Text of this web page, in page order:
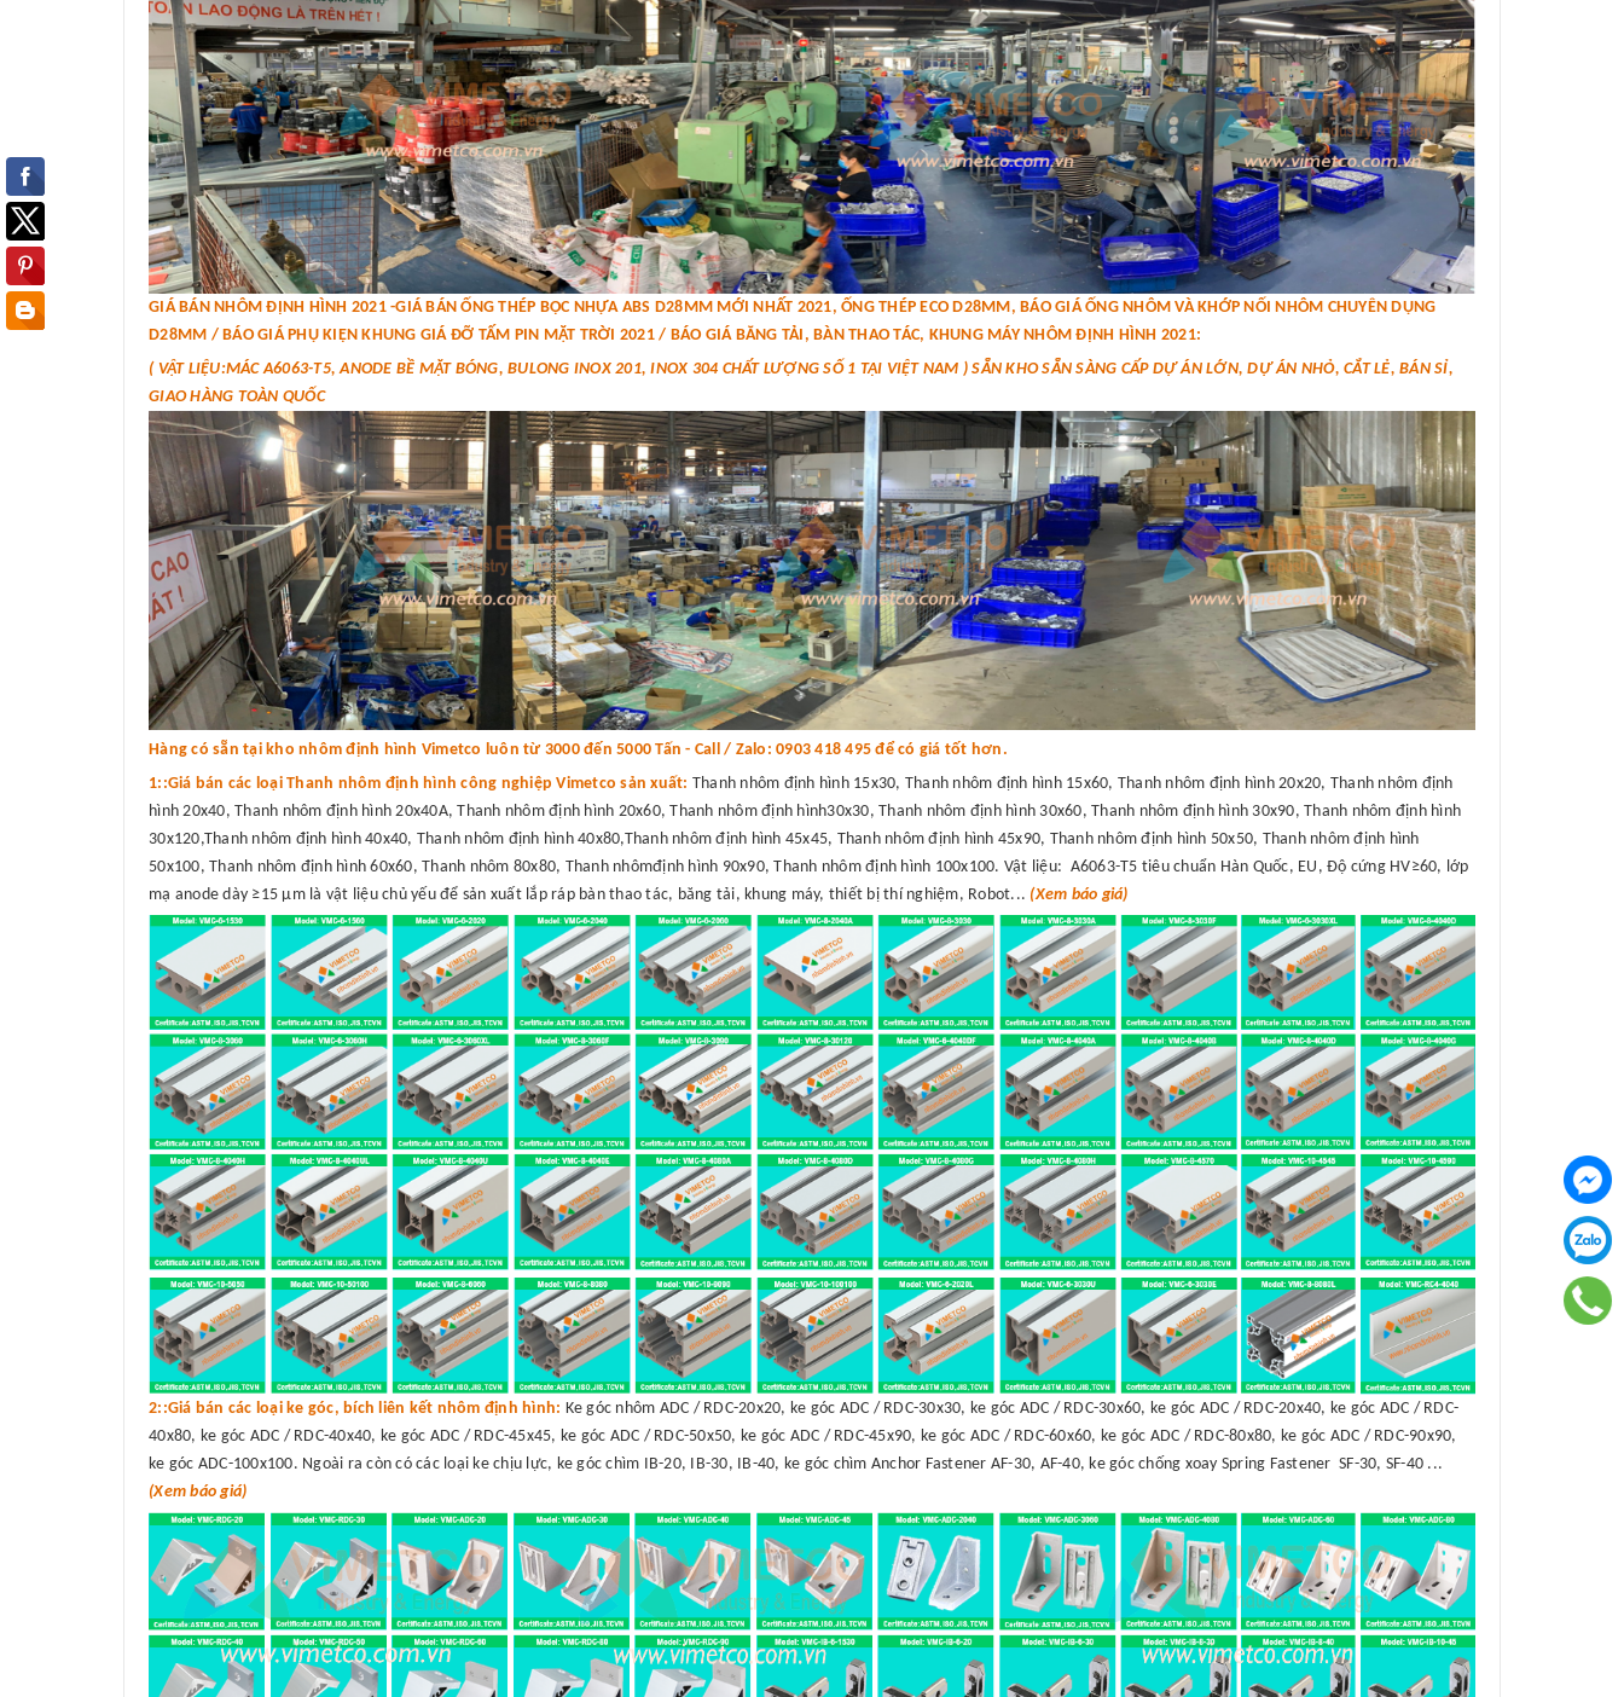
GIÁ BÁN NHÔM ĐỊNH HÌNH 2021 -GIÁ BÁN ỐNG THÉP BỌC NHỰA ABS D28MM MỚI NHẤT 2021, ỐNG THÉP ECO D28MM, BÁO GIÁ ỐNG NHÔM VÀ KHỚP NỐI NHÔM CHUYÊN DỤNG
D28MM / BÁO GIÁ PHỤ KIỆN KHUNG GIÁ ĐỠ TẤM PIN MẶT TRỜI 2021 / BÁO GIÁ BĂNG TẢI, BÀN THAO TÁC, KHUNG MÁY NHÔM ĐỊNH HÌNH 2021:
( VẬT LIỆU:MÁC A6063-T5, ANODE BỀ MẶT BÓNG, BULONG INOX 201, INOX 304 CHẤT LƯỢNG SỐ 1 TẠI VIỆT NAM ) SẴN KHO SẴN SÀNG CẤP DỰ ÁN LỚN, DỰ ÁN NHỎ, CẮT LẺ, BÁN SỈ,
GIAO HÀNG TOÀN QUỐC
Hàng có sẵn tại kho nhôm định hình Vimetco luôn từ 3000 đến 5000 Tấn - Call / Zalo: 0903 418 495 để có giá tốt hơn.
1::Giá bán các loại Thanh nhôm định hình công nghiệp Vimetco sản xuất: Thanh nhôm định hình 15x30, Thanh nhôm định hình 15x60, Thanh nhôm định hình 20x20, Thanh nhôm định
hình 20x40, Thanh nhôm định hình 20x40A, Thanh nhôm định hình 20x60, Thanh nhôm định hình30x30, Thanh nhôm định hình 30x60, Thanh nhôm định hình 30x90, Thanh nhôm định hình
30x120,Thanh nhôm định hình 40x40, Thanh nhôm định hình 40x80,Thanh nhôm định hình 45x45, Thanh nhôm định hình 45x90, Thanh nhôm định hình 50x50, Thanh nhôm định hình
50x100, Thanh nhôm định hình 60x60, Thanh nhôm 80x80, Thanh nhômđịnh hình 90x90, Thanh nhôm định hình 100x100. Vật liệu: A6063-T5 tiêu chuẩn Hàn Quốc, EU, Độ cứng HV≥60, lớp
mạ anode dày ≥15 μm là vật liệu chủ yếu để sản xuất lắp ráp bàn thao tác, băng tải, khung máy, thiết bị thí nghiệm, Robot... (Xem báo giá)
2::Giá bán các loại ke góc, bích liên kết nhôm định hình: Ke góc nhôm ADC / RDC-20x20, ke góc ADC / RDC-30x30, ke góc ADC / RDC-30x60, ke góc ADC / RDC-20x40, ke góc ADC / RDC-
40x80, ke góc ADC / RDC-40x40, ke góc ADC / RDC-45x45, ke góc ADC / RDC-50x50, ke góc ADC / RDC-45x90, ke góc ADC / RDC-60x60, ke góc ADC / RDC-80x80, ke góc ADC / RDC-90x90,
ke góc ADC-100x100. Ngoài ra còn có các loại ke chịu lực, ke góc chìm IB-20, IB-30, IB-40, ke góc chìm Anchor Fastener AF-30, AF-40, ke góc chống xoay Spring Fastener SF-30, SF-40 ...
(Xem báo giá)